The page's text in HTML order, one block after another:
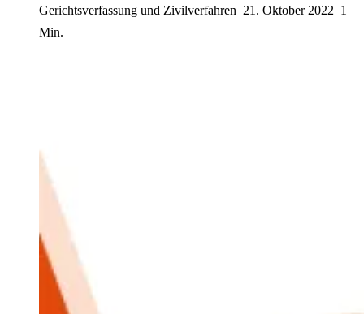
Gerichtsverfassung und Zivilverfahren 21. Oktober 2022 1
Min.